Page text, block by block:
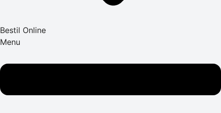
Bestil Online
Menu